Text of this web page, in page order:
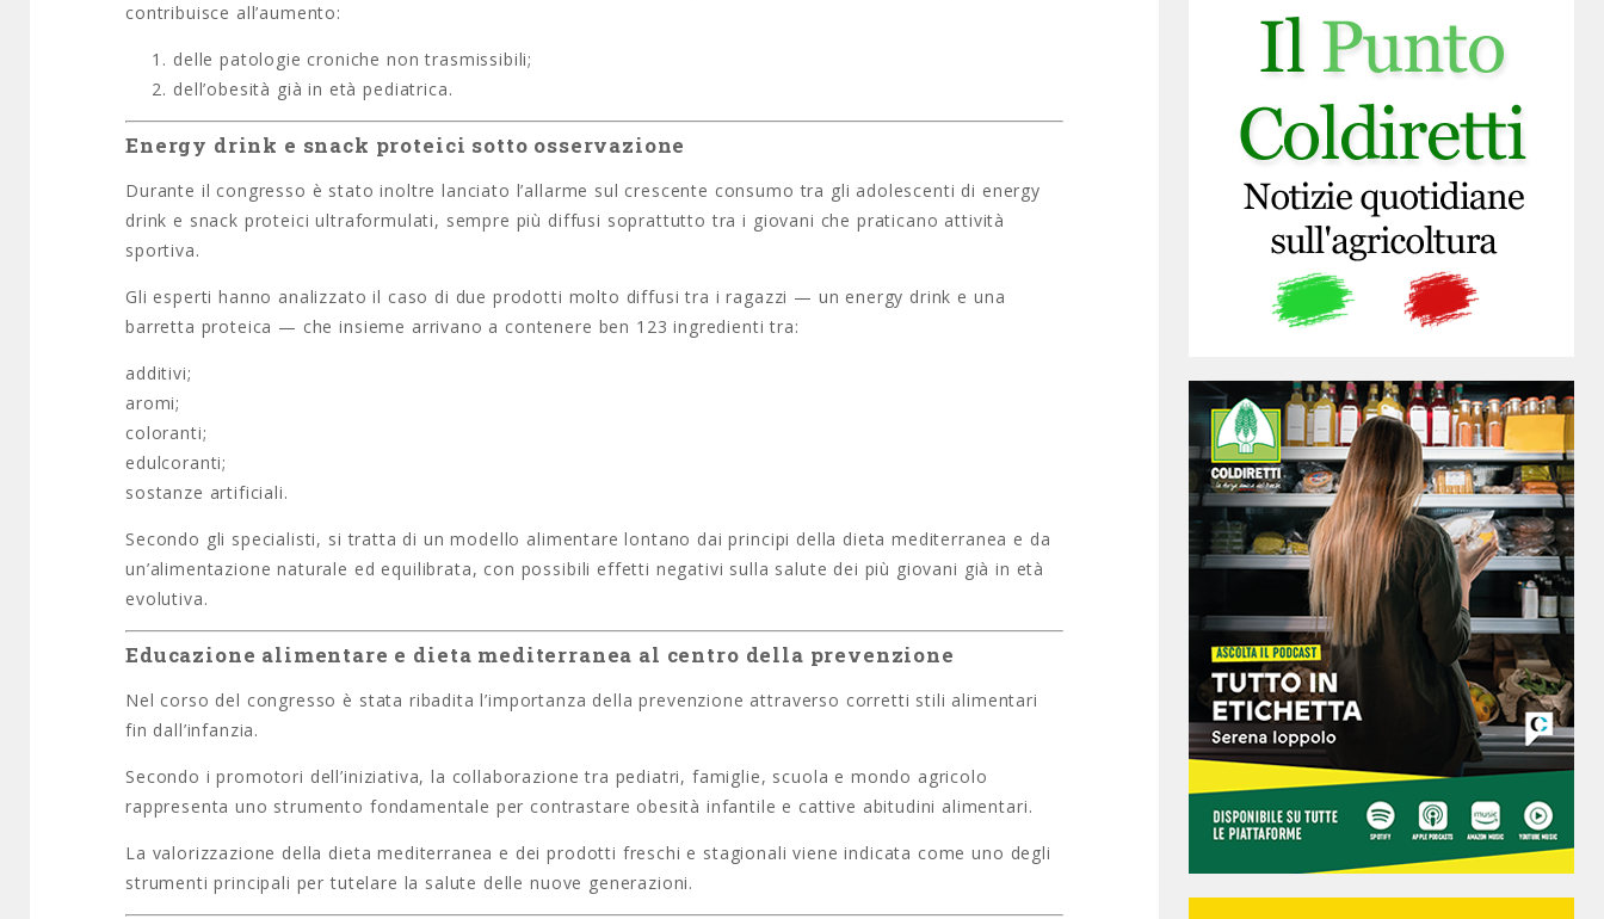
contribuisce all’aumento:
delle patologie croniche non trasmissibili;
dell’obesità già in età pediatrica.
Energy drink e snack proteici sotto osservazione
Durante il congresso è stato inoltre lanciato l’allarme sul crescente consumo tra gli adolescenti di energy
drink e snack proteici ultraformulati, sempre più diffusi soprattutto tra i giovani che praticano attività
sportiva.
Gli esperti hanno analizzato il caso di due prodotti molto diffusi tra i ragazzi — un energy drink e una
barretta proteica — che insieme arrivano a contenere ben 123 ingredienti tra:
additivi;
aromi;
coloranti;
edulcoranti;
sostanze artificiali.
Secondo gli specialisti, si tratta di un modello alimentare lontano dai principi della dieta mediterranea e da
un’alimentazione naturale ed equilibrata, con possibili effetti negativi sulla salute dei più giovani già in età
evolutiva.
Educazione alimentare e dieta mediterranea al centro della prevenzione
Nel corso del congresso è stata ribadita l’importanza della prevenzione attraverso corretti stili alimentari
fin dall’infanzia.
Secondo i promotori dell’iniziativa, la collaborazione tra pediatri, famiglie, scuola e mondo agricolo
rappresenta uno strumento fondamentale per contrastare obesità infantile e cattive abitudini alimentari.
La valorizzazione della dieta mediterranea e dei prodotti freschi e stagionali viene indicata come uno degli
strumenti principali per tutelare la salute delle nuove generazioni.